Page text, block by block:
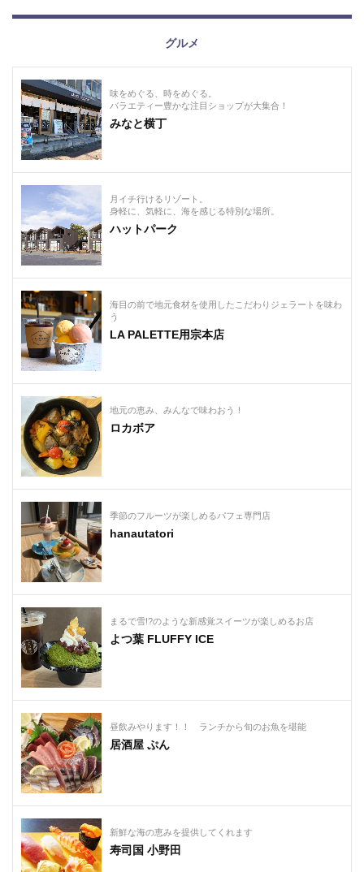
グルメ
味をめぐる、時をめぐる。
バラエティー豊かな注目ショップが大集合！
みなと横丁
月イチ行けるリゾート。
身軽に、気軽に、海を感じる特別な場所。
ハットパーク
海目の前で地元食材を使用したこだわりジェラートを味わ
う
LA PALETTE用宗本店
地元の恵み、みんなで味わおう！
ロカボア
季節のフルーツが楽しめるパフェ専門店
hanautatori
まるで雪!?のような新感覚スイーツが楽しめるお店
よつ葉 FLUFFY ICE
昼飲みやります！⁡！ ランチから旬のお魚を堪能
居酒屋 ぷん
新鮮な海の恵みを提供してくれます
寿司国 小野田